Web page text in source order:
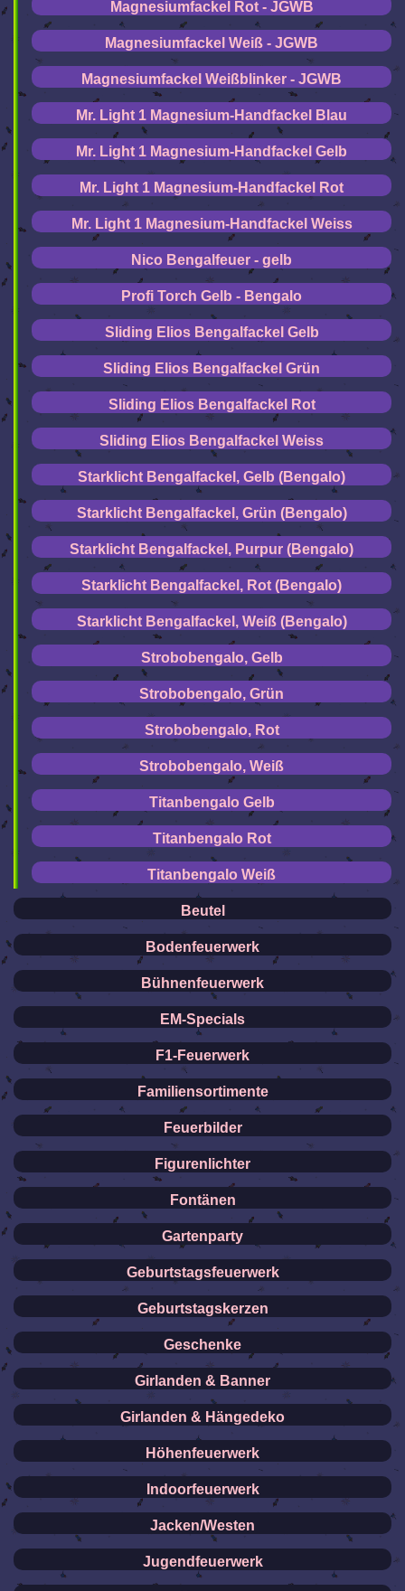
Magnesiumfackel Rot - JGWB
Magnesiumfackel Weiß - JGWB
Magnesiumfackel Weißblinker - JGWB
Mr. Light 1 Magnesium-Handfackel Blau
Mr. Light 1 Magnesium-Handfackel Gelb
Mr. Light 1 Magnesium-Handfackel Rot
Mr. Light 1 Magnesium-Handfackel Weiss
Nico Bengalfeuer - gelb
Profi Torch Gelb - Bengalo
Sliding Elios Bengalfackel Gelb
Sliding Elios Bengalfackel Grün
Sliding Elios Bengalfackel Rot
Sliding Elios Bengalfackel Weiss
Starklicht Bengalfackel, Gelb (Bengalo)
Starklicht Bengalfackel, Grün (Bengalo)
Starklicht Bengalfackel, Purpur (Bengalo)
Starklicht Bengalfackel, Rot (Bengalo)
Starklicht Bengalfackel, Weiß (Bengalo)
Strobobengalo, Gelb
Strobobengalo, Grün
Strobobengalo, Rot
Strobobengalo, Weiß
Titanbengalo Gelb
Titanbengalo Rot
Titanbengalo Weiß
Beutel
Bodenfeuerwerk
Bühnenfeuerwerk
EM-Specials
F1-Feuerwerk
Familiensortimente
Feuerbilder
Figurenlichter
Fontänen
Gartenparty
Geburtstagsfeuerwerk
Geburtstagskerzen
Geschenke
Girlanden & Banner
Girlanden & Hängedeko
Höhenfeuerwerk
Indoorfeuerwerk
Jacken/Westen
Jugendfeuerwerk